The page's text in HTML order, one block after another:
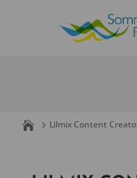
Lilmix Content